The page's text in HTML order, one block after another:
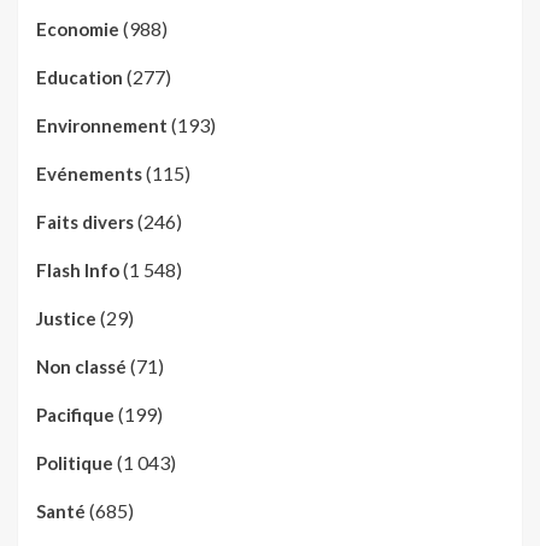
Economie (988)
Education (277)
Environnement (193)
Evénements(115)
Faits divers(246)
Flash Info(1 548)
Justice (29)
Non classé (71)
Pacifique (199)
Politique (1 043)
Santé (685)